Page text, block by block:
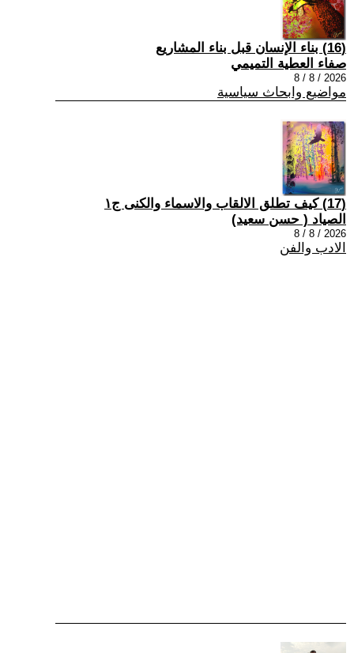
(16) بناء الإنسان قبل بناء المشاريع
صفاء العطية التميمي
2026 / 8 / 8
مواضيع وابحاث سياسية
(17) كيف تطلق الالقاب والاسماء والكنى ج١
الصياد ‏( حسن سعيد‏)
2026 / 8 / 8
الادب والفن